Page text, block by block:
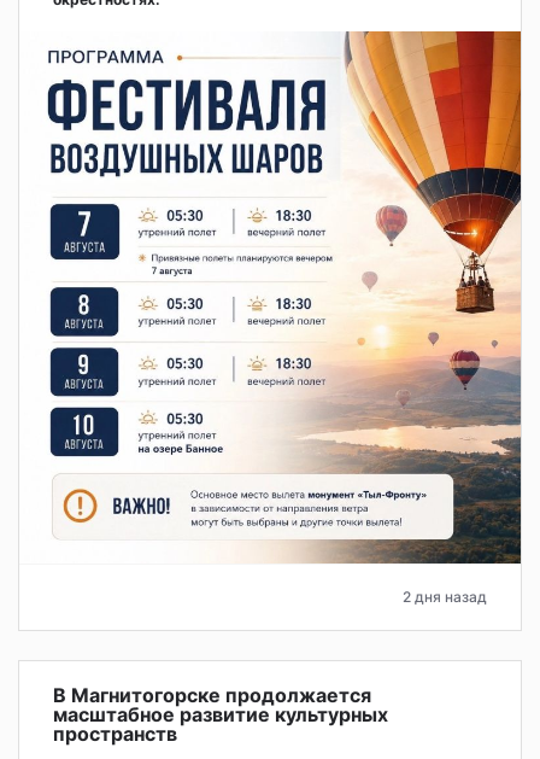
2 дня назад
В Магнитогорске продолжается
масштабное развитие культурных
пространств